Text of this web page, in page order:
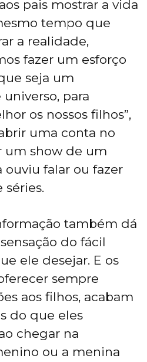
pais mostrar a vida
tempo que
a realidade,
fazer um esforço
seja um
para
os nossos filhos”,
uma conta no
um show de um
falar ou fazer
séries.
também dá
do fácil
ele desejar. E os
sempre
aos filhos, acabam
do que eles
chegar na
ou a menina